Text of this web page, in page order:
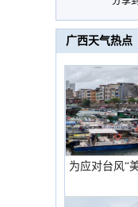
广西天气热点
为应对台风“